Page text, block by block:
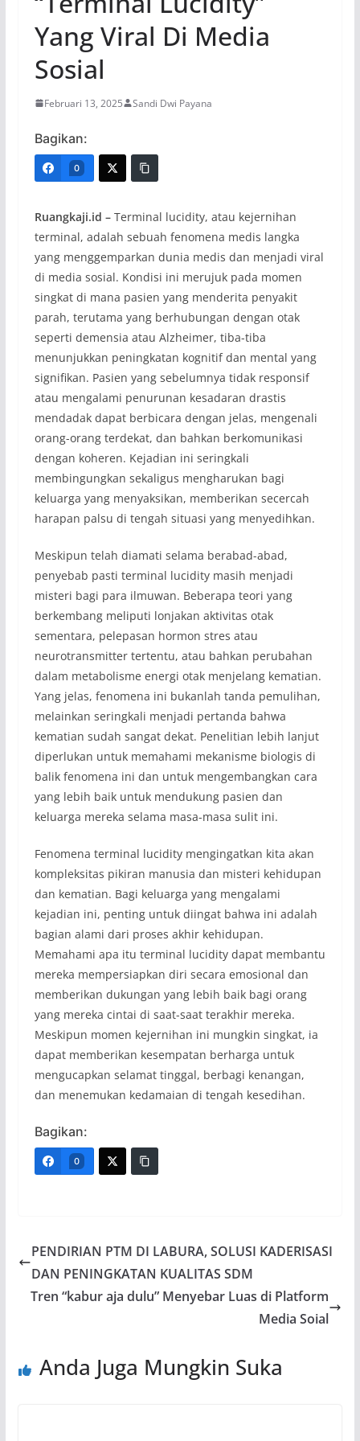
Yang Viral Di Media
Sosial
Februari 13, 2025 Sandi Dwi Payana
Bagikan:
0
Ruangkaji.id –Terminal lucidity, atau kejernihan
terminal, adalah sebuah fenomena medis langka
yang menggemparkan dunia medis dan menjadi viral
di media sosial. Kondisi ini merujuk pada momen
singkat di mana pasien yang menderita penyakit
parah, terutama yang berhubungan dengan otak
seperti demensia atau Alzheimer, tiba-tiba
menunjukkan peningkatan kognitif dan mental yang
signifikan. Pasien yang sebelumnya tidak responsif
atau mengalami penurunan kesadaran drastis
mendadak dapat berbicara dengan jelas, mengenali
orang-orang terdekat, dan bahkan berkomunikasi
dengan koheren. Kejadian ini seringkali
membingungkan sekaligus mengharukan bagi
keluarga yang menyaksikan, memberikan secercah
harapan palsu di tengah situasi yang menyedihkan.
Meskipun telah diamati selama berabad-abad,
penyebab pasti terminal lucidity masih menjadi
misteri bagi para ilmuwan. Beberapa teori yang
berkembang meliputi lonjakan aktivitas otak
sementara, pelepasan hormon stres atau
neurotransmitter tertentu, atau bahkan perubahan
dalam metabolisme energi otak menjelang kematian.
Yang jelas, fenomena ini bukanlah tanda pemulihan,
melainkan seringkali menjadi pertanda bahwa
kematian sudah sangat dekat. Penelitian lebih lanjut
diperlukan untuk memahami mekanisme biologis di
balik fenomena ini dan untuk mengembangkan cara
yang lebih baik untuk mendukung pasien dan
keluarga mereka selama masa-masa sulit ini.
Fenomena terminal lucidity mengingatkan kita akan
kompleksitas pikiran manusia dan misteri kehidupan
dan kematian. Bagi keluarga yang mengalami
kejadian ini, penting untuk diingat bahwa ini adalah
bagian alami dari proses akhir kehidupan.
Memahami apa itu terminal lucidity dapat membantu
mereka mempersiapkan diri secara emosional dan
memberikan dukungan yang lebih baik bagi orang
yang mereka cintai di saat-saat terakhir mereka.
Meskipun momen kejernihan ini mungkin singkat, ia
dapat memberikan kesempatan berharga untuk
mengucapkan selamat tinggal, berbagi kenangan,
dan menemukan kedamaian di tengah kesedihan.
Bagikan:
0
PENDIRIAN PTM DI LABURA, SOLUSI KADERISASI
DAN PENINGKATAN KUALITAS SDM
Tren “kabur aja dulu” Menyebar Luas di Platform
Media Soial
Anda Juga Mungkin Suka